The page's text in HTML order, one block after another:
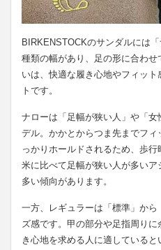
BIRKENSTOCKのサンダルには
種類の幅があり、足の形に合わ
いは、快適な履き心地やフィッ
トです。
ナローは「足幅が狭い人」や「
デル。かかとからつま先までフ
っかりホールドされるため、歩
米に比べて足幅が狭い人が多い
多い傾向があります。
一方、レギュラーは「標準」か
ズ感です。甲の部分や足指周り
き心地を求める人に適している